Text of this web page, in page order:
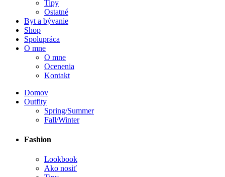
Tipy
Ostatné
Byt a bývanie
Shop
Spolupráca
O mne
O mne
Ocenenia
Kontakt
Domov
Outfity
Spring/Summer
Fall/Winter
Fashion
Lookbook
Ako nosiť